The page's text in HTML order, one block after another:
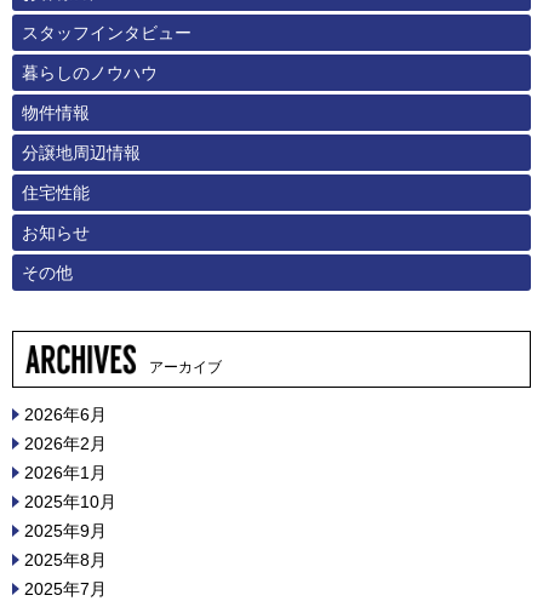
スタッフインタビュー
暮らしのノウハウ
物件情報
分譲地周辺情報
住宅性能
お知らせ
その他
アーカイブ
2026年6月
2026年2月
2026年1月
2025年10月
2025年9月
2025年8月
2025年7月